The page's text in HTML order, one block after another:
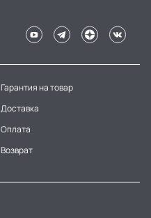
Гарантия на товар
Доставка
Оплата
Возврат